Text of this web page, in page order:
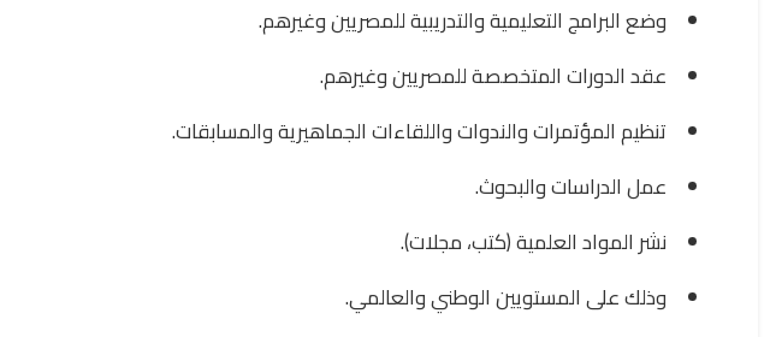
وضع البرامج التعليمية والتدريبية للمصريين وغيرهم.
عقد الدورات المتخصصة للمصريين وغيرهم.
تنظيم المؤتمرات والندوات واللقاءات الجماهيرية والمسابقات.
عمل الدراسات والبحوث.
نشر المواد العلمية (كتب، مجلات).
وذلك على المستويين الوطني والعالمي.